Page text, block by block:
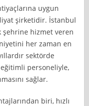
uygun
şirketidir. İstanbul
şehrine hizmet veren
her zaman en
sektörde
personeliyle,
sağlar.
biri, hızlı